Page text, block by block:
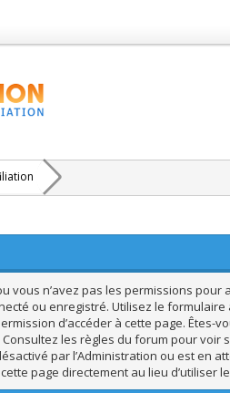
vous n’avez pas les permissions
ou enregistré. Utilisez le
d’accéder à cette page. Êtes-
Consultez les règles du forum pour
par l’Administration ou est en
page directement au lieu d’utiliser